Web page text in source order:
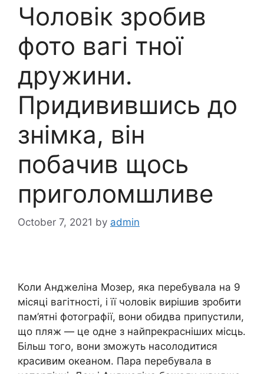
Чоловік зробив
фото вагі тної
дружини.
Придивившись до
знімка, він
побачив щось
приголомшливе
October 7, 2021 by admin
Коли Анджеліна Мозер, яка перебувала на 9
місяці вагітності, і її чоловік вирішив зробити
пам’ятні фотографії, вони обидва припустили,
що пляж — це одне з найпрекрасніших місць.
Більш того, вони зможуть насолодитися
красивим океаном. Пара перебувала в